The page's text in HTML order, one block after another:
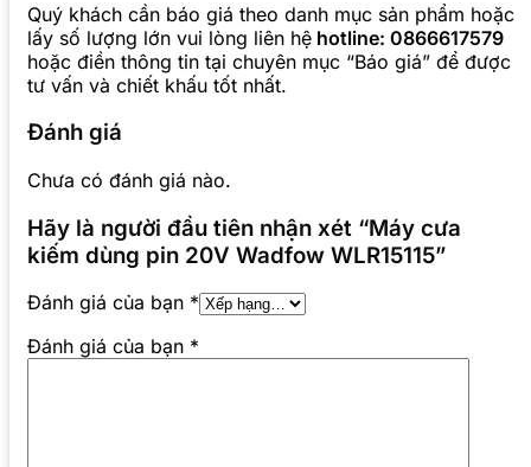
Quý khách cần báo giá theo danh mục sản phẩm hoặc
lấy số lượng lớn vui lòng liên hệ hotline: 0866617579
hoặc điền thông tin tại chuyên mục “Báo giá” để được
tư vấn và chiết khấu tốt nhất.
Đánh giá
Chưa có đánh giá nào.
Hãy là người đầu tiên nhận xét “Máy cưa
kiếm dùng pin 20V Wadfow WLR15115”
Đánh giá của bạn *
Đánh giá của bạn *